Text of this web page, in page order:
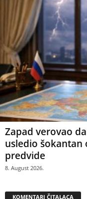
Zapad verovao
usledio šokantan
predvide
8. August 2026.
KOMENTARI ČITALACA